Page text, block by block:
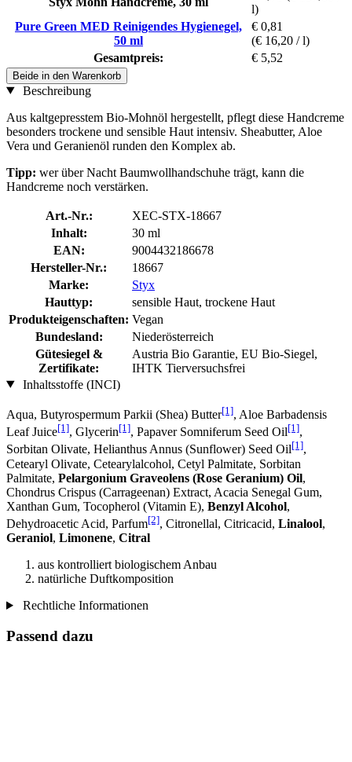
l)
Pure Green MED Reinigendes Hygienegel,
50 ml
€ 0,81
(€ 16,20 / l)
Gesamtpreis:
€ 5,52
Beide in den Warenkorb
Beschreibung
Aus kaltgepresstem Bio-Mohnöl hergestellt, pflegt diese Handcreme
besonders trockene und sensible Haut intensiv. Sheabutter, Aloe
Vera und Geranienöl runden den Komplex ab.
Tipp: wer über Nacht Baumwollhandschuhe trägt, kann die
Handcreme noch verstärken.
Art.-Nr.:
XEC-STX-18667
Inhalt:
30 ml
EAN:
9004432186678
Hersteller-Nr.:
18667
Marke:
Styx
Hauttyp:
sensible Haut, trockene Haut
Produkteigenschaften: Vegan
Bundesland:
Niederösterreich
Gütesiegel &
Zertifikate:
Austria Bio Garantie, EU Bio-Siegel,
IHTK Tierversuchsfrei
Inhaltsstoffe (INCI)
Aqua, Butyrospermum Parkii (Shea) Butter[1], Aloe Barbadensis
Leaf Juice[1], Glycerin[1], Papaver Somniferum Seed Oil[1],
Sorbitan Olivate, Helianthus Annus (Sunflower) Seed Oil[1],
Cetearyl Olivate, Cetearylalcohol, Cetyl Palmitate, Sorbitan
Palmitate, Pelargonium Graveolens (Rose Geranium) Oil,
Chondrus Crispus (Carrageenan) Extract, Acacia Senegal Gum,
Xanthan Gum, Tocopherol (Vitamin E), Benzyl Alcohol,
Dehydroacetic Acid, Parfum[2], Citronellal, Citricacid, Linalool,
Geraniol, Limonene, Citral
aus kontrolliert biologischem Anbau
natürliche Duftkomposition
Rechtliche Informationen
Passend dazu